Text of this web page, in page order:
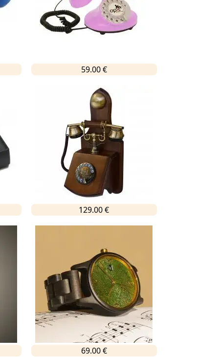
59.00 €
129.00 €
69.00 €